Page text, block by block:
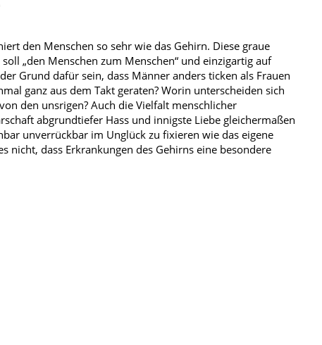
den Menschen so sehr wie das Gehirn. Diese graue
„den Menschen zum Menschen“ und einzigartig auf
Grund dafür sein, dass Männer anders ticken als Frauen
ganz aus dem Takt geraten? Worin unterscheiden sich
den unsrigen? Auch die Vielfalt menschlicher
abgrundtiefer Hass und innigste Liebe gleichermaßen
unverrückbar im Unglück zu fixieren wie das eigene
nicht, dass Erkrankungen des Gehirns eine besondere